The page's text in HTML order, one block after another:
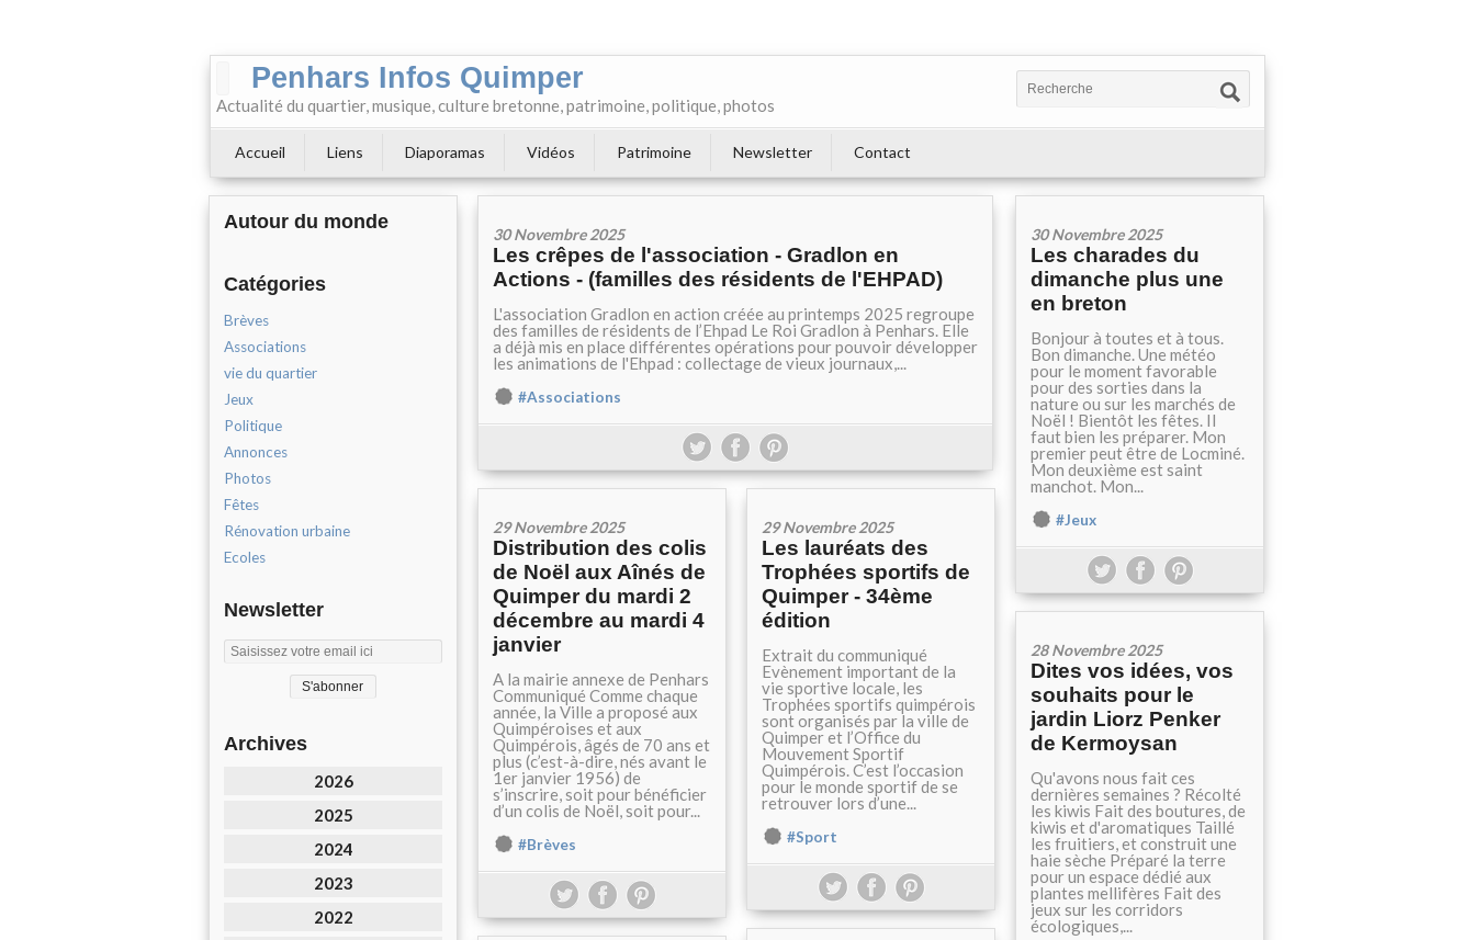
Penhars Infos Quimper
Actualité du quartier, musique, culture bretonne, patrimoine, politique, photos
Accueil Liens Diaporamas Vidéos Patrimoine Newsletter Contact
Autour du monde
Catégories
Brèves
Associations
vie du quartier
Jeux
Politique
Annonces
Photos
Fêtes
Rénovation urbaine
Ecoles
Newsletter
Archives
2026
2025
2024
2023
2022
30 Novembre 2025
Les crêpes de l'association - Gradlon en
Actions - (familles des résidents de l'EHPAD)
L'association Gradlon en action créée au printemps 2025 regroupe
des familles de résidents de l’Ehpad Le Roi Gradlon à Penhars. Elle
a déjà mis en place différentes opérations pour pouvoir développer
les animations de l'Ehpad : collectage de vieux journaux,...
#Associations
30 Novembre 2025
Les charades du
dimanche plus une
en breton
Bonjour à toutes et à tous.
Bon dimanche. Une météo
pour le moment favorable
pour des sorties dans la
nature ou sur les marchés de
Noël ! Bientôt les fêtes. Il
faut bien les préparer. Mon
premier peut être de Locminé.
Mon deuxième est saint
manchot. Mon...
#Jeux
29 Novembre 2025
Distribution des colis
de Noël aux Aînés de
Quimper du mardi 2
décembre au mardi 4
janvier
A la mairie annexe de Penhars
Communiqué Comme chaque
année, la Ville a proposé aux
Quimpéroises et aux
Quimpérois, âgés de 70 ans et
plus (c’est-à-dire, nés avant le
1er janvier 1956) de
s’inscrire, soit pour bénéficier
d’un colis de Noël, soit pour...
#Brèves
29 Novembre 2025
Les lauréats des
Trophées sportifs de
Quimper - 34ème
édition
Extrait du communiqué
Evènement important de la
vie sportive locale, les
Trophées sportifs quimpérois
sont organisés par la ville de
Quimper et l’Office du
Mouvement Sportif
Quimpérois. C’est l’occasion
pour le monde sportif de se
retrouver lors d’une...
#Sport
28 Novembre 2025
Dites vos idées, vos
souhaits pour le
jardin Liorz Penker
de Kermoysan
Qu'avons nous fait ces
dernières semaines ? Récolté
les kiwis Fait des boutures, de
kiwis et d'aromatiques Taillé
les fruitiers, et construit une
haie sèche Préparé la terre
pour un espace dédié aux
plantes mellifères Fait des
jeux sur les corridors
écologiques,...